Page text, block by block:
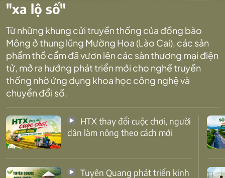
"xa lộ số"
Từ những khung cửi truyền thống của đồng bào
Mông ở thung lũng Mường Hoa (Lào Cai), các sản
phẩm thổ cẩm đã vươn lên các sàn thương mại điện
tử, mở ra hướng phát triển mới cho nghề truyền
thống nhờ ứng dụng khoa học công nghệ và
chuyển đổi số.
dân làm nông theo cách mới